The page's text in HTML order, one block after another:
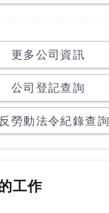
更多公司資訊
公司登記查詢
勞動法令紀錄查詢
工作